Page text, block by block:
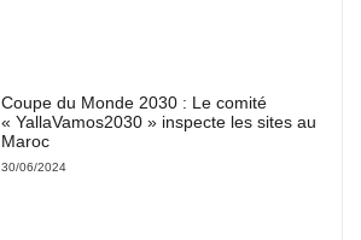
Coupe du Monde 2030 : Le comité
« YallaVamos2030 » inspecte les sites au
Maroc
30/06/2024